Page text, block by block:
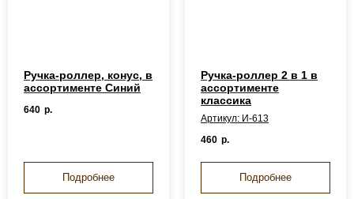
Ручка-роллер, конус, в
ассортименте Синий
640 р.
Подробнее
Ручка-роллер 2 в 1 в
ассортименте
классика
Артикул: И-613
460 р.
Подробнее